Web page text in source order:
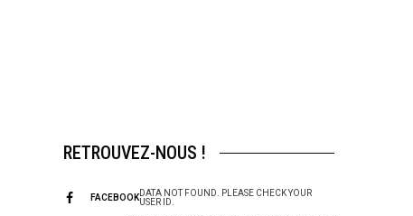
RETROUVEZ-NOUS !
FACEBOOKDATA NOT FOUND. PLEASE CHECK YOUR
USER ID.